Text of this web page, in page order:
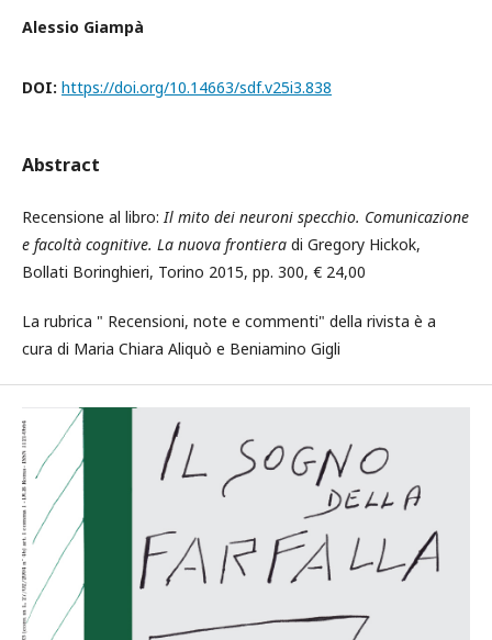
Alessio Giampà
DOI: https://doi.org/10.14663/sdf.v25i3.838
Abstract
Recensione al libro:Il mito dei neuroni specchio. Comunicazione
e facoltà cognitive. La nuova frontiera di Gregory Hickok,
Bollati Boringhieri, Torino 2015, pp. 300, € 24,00
La rubrica " Recensioni, note e commenti" della rivista è a
cura di Maria Chiara Aliquò e Beniamino Gigli